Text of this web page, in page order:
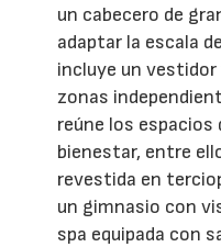
un cabecero de
adaptar la escala
incluye un
zonas
reúne los
bienestar, entre
revestida en
un gimnasio con
spa equipada con